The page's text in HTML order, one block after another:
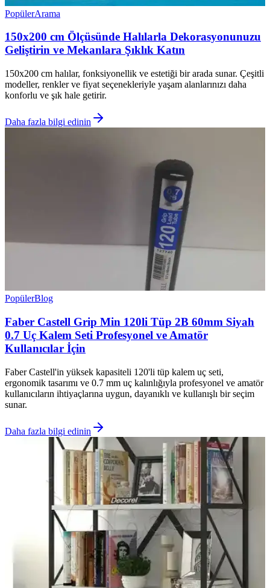
PopülerArama
150x200 cm Ölçüsünde Halılarla Dekorasyonunuzu
Geliştirin ve Mekanlara Şıklık Katın
150x200 cm halılar, fonksiyonellik ve estetiği bir arada sunar. Çeşitli
modeller, renkler ve fiyat seçenekleriyle yaşam alanlarınızı daha
konforlu ve şık hale getirir.
Daha fazla bilgi edinin
PopülerBlog
Faber Castell Grip Min 120li Tüp 2B 60mm Siyah
0.7 Uç Kalem Seti Profesyonel ve Amatör
Kullanıcılar İçin
Faber Castell'in yüksek kapasiteli 120'li tüp kalem uç seti,
ergonomik tasarımı ve 0.7 mm uç kalınlığıyla profesyonel ve amatör
kullanıcıların ihtiyaçlarına uygun, dayanıklı ve kullanışlı bir seçim
sunar.
Daha fazla bilgi edinin